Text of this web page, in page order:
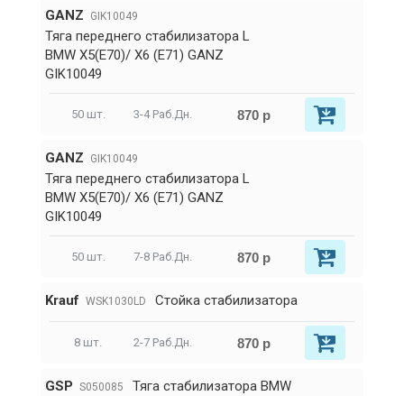
GANZ GIK10049
Тяга переднего стабилизатора L
BMW X5(E70)/ X6 (E71) GANZ
GIK10049
50 шт. 3-4 Раб.Дн. 870 р
GANZ GIK10049
Тяга переднего стабилизатора L
BMW X5(E70)/ X6 (E71) GANZ
GIK10049
50 шт. 7-8 Раб.Дн. 870 р
Krauf WSK1030LD Стойка стабилизатора
8 шт. 2-7 Раб.Дн. 870 р
GSP S050085
Тяга стабилизатора BMW